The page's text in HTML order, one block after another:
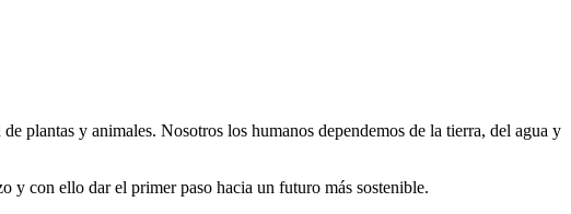
plantas y animales. Nosotros los humanos dependemos de la tierra, del agua y
y con ello dar el primer paso hacia un futuro más sostenible.